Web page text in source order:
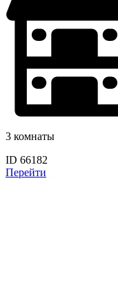
3 комнаты
ID 66182
Перейти